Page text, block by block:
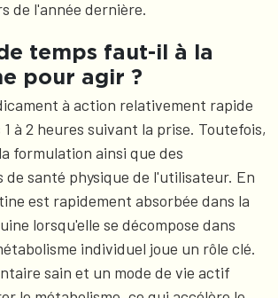
de l'année dernière.
temps faut-il à la
pour agir ?
à action relativement rapide
à 2 heures suivant la prise. Toutefois,
formulation ainsi que des
santé physique de l'utilisateur. En
est rapidement absorbée dans la
lorsqu'elle se décompose dans
individuel joue un rôle clé.
sain et un mode de vie actif